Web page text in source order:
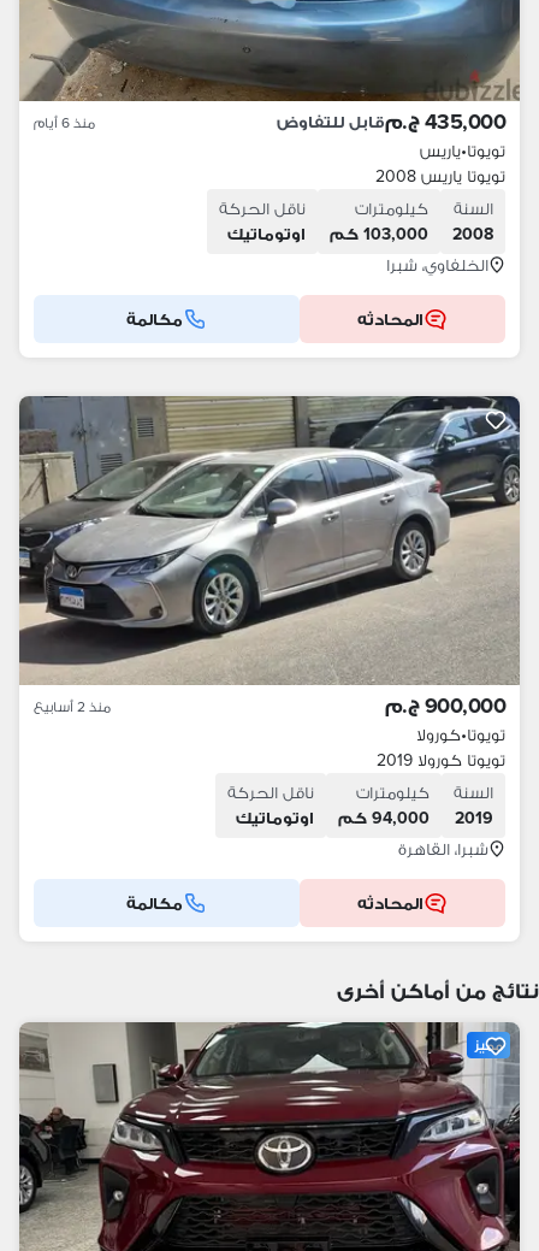
435,000 ج.م قابل للتفاوض منذ 6 أيام
تويوتا•ياريس
تويوتا ياريس 2008
السنة
2008
كيلومترات
103,000 كم
ناقل الحركة
اوتوماتيك
الخلفاوي، شبرا
المحادثه مكالمة
900,000 ج.م منذ 2 أسابيع
تويوتا•كورولا
تويوتا كورولا 2019
السنة
2019
كيلومترات
94,000 كم
ناقل الحركة
اوتوماتيك
شبرا، القاهرة
المحادثه مكالمة
نتائج من أماكن أخرى
مميز